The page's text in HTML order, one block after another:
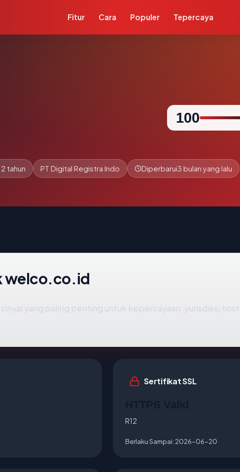
Fitur Cara Populer Tepercaya
100
tahun PT Digital Registra Indo Diperbarui3 bulan yang lalu
welco.co.id
yang paling penting untuk kepercayaan: yurisdiksi
Sertifikat SSL
R12
Berlaku Sampai: 2026-06-20